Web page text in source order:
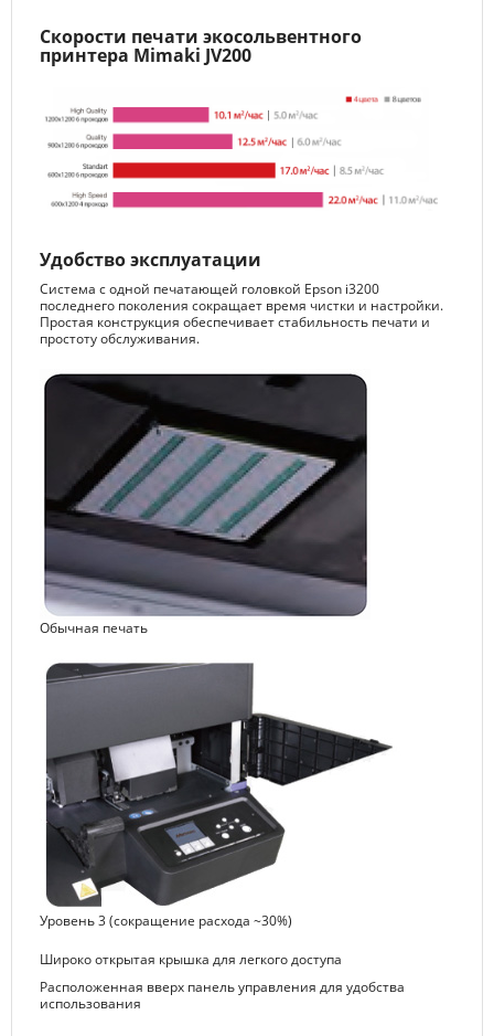
Скорости печати экосольвентного
принтера Mimaki JV200
Удобство эксплуатации
Система с одной печатающей головкой Epson i3200
последнего поколения сокращает время чистки и настройки.
Простая конструкция обеспечивает стабильность печати и
простоту обслуживания.
Обычная печать
Уровень 3 (сокращение расхода ~30%)
Широко открытая крышка для легкого доступа
Расположенная вверх панель управления для удобства
использования